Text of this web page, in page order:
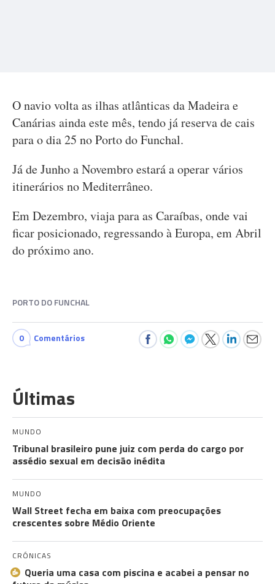
O navio volta as ilhas atlânticas da Madeira e
Canárias ainda este mês, tendo já reserva de cais
para o dia 25 no Porto do Funchal.
Já de Junho a Novembro estará a operar vários
itinerários no Mediterrâneo.
Em Dezembro, viaja para as Caraíbas, onde vai
ficar posicionado, regressando à Europa, em Abril
do próximo ano.
PORTO DO FUNCHAL
0 Comentários
Últimas
MUNDO
Tribunal brasileiro pune juiz com perda do cargo por
assédio sexual em decisão inédita
MUNDO
Wall Street fecha em baixa com preocupações
crescentes sobre Médio Oriente
CRÓNICAS
Queria uma casa com piscina e acabei a pensar no